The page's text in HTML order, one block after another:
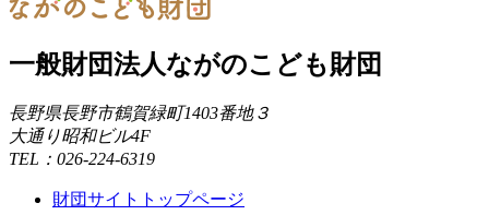
一般財団法人ながのこども財団
長野県長野市鶴賀緑町1403番地３
大通り昭和ビル4F
TEL：026-224-6319
財団サイトトップページ